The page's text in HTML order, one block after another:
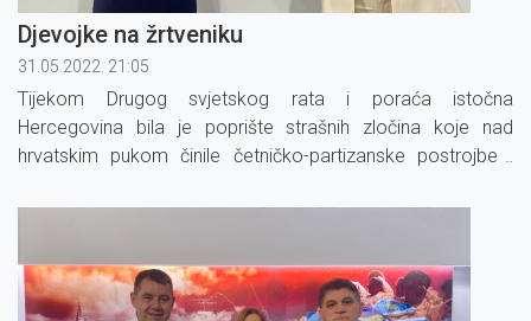
Djevojke na žrtveniku
31.05.2022. 21:05
Tijekom Drugog svjetskog rata i poraća istočna
Hercegovina bila je poprište strašnih zločina koje nad
hrvatskim pukom činile četničko-partizanske postrojbe i
čijim se sudbinama i danas malo zna.